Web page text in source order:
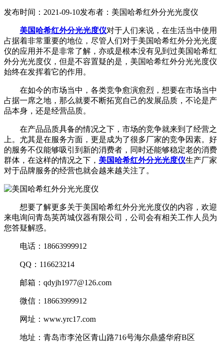
发布时间：2021-09-10发布者：美国哈希红外分光光度仪
美国哈希红外分光光度仪对于人们来说，在生活当中使用
占据着非常重要的地位，尽管人们对于美国哈希红外分光光度
仪的应用并不是非常了解，亦或是根本没有见到过美国哈希红
外分光光度仪，但是不容置疑的是，美国哈希红外分光光度仪
始终在发挥着它的作用。
在如今的市场当中，各类竞争愈演愈烈，想要在市场当中
占据一席之地，那么就要不断拓宽自己的发展品质，不论是产
品本身，还是经营品质。
在产品品质具备的情况之下，市场的竞争就来到了经营之
上。尤其是在服务方面，更是成为了很多厂家的竞争因素。好
的服务不仅能够吸引到新的消费者，同时还能够稳定老的消费
群体，在这样的情况之下， 美国哈希红外分光光度仪生产厂家
对于品牌服务的经营也就会越来越关注了。
想要了解更多关于美国哈希红外分光光度仪的内容，欢迎
来电询问青岛英芮城仪器有限公司，公司会有相关工作人员为
您答疑解惑。
电话：18663999912
QQ：116623214
邮箱：qdyjh1977@126.com
微信：18663999912
网址：www.yrc17.com
地址：青岛市李沧区青山路716号海尔鼎盛华府B区